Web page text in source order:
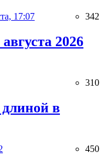
17:07 342
2026
310
в
450